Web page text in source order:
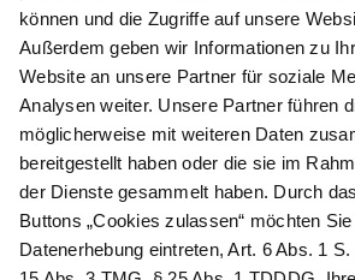
Newsletter abonnieren
Als Dankeschön für Ihr D&K Newsletter-Abo
erhalten Sie ein 10 € -Gutschein:
Das sind Ihre Vorteile